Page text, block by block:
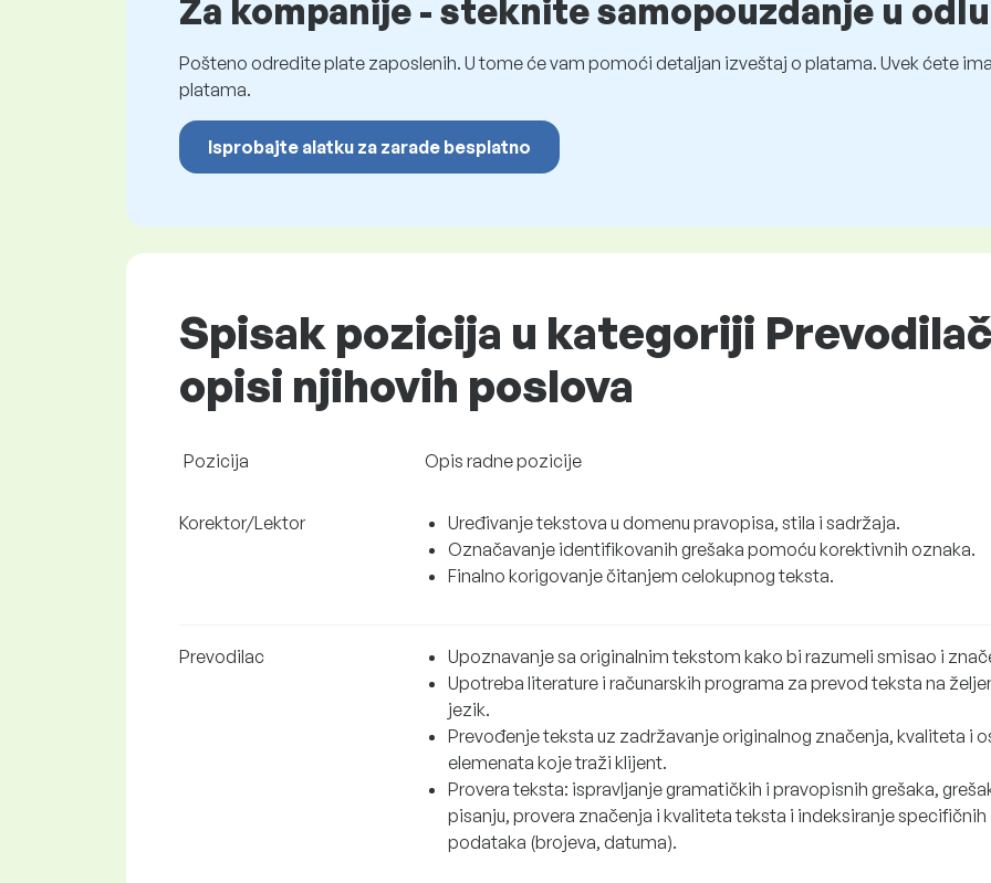
Za kompanije - steknite samopouzdanje u
Pošteno odredite plate zaposlenih. U tome će vam pomoći detaljan izveštaj o platama. Uvek ćete
platama.
Isprobajte alatku za zarade besplatno
Spisak pozicija u kategoriji
opisi njihovih poslova
Pozicija Opis radne pozicije
Korektor/Lektor
Uređivanje tekstova u domenu pravopisa, stila i sadržaja.
Označavanje identifikovanih grešaka pomoću korektivnih oznaka.
Finalno korigovanje čitanjem celokupnog teksta.
Prevodilac
Upoznavanje sa originalnim tekstom kako bi razumeli smisao i
Upotreba literature i računarskih programa za prevod teksta na
jezik.
Prevođenje teksta uz zadržavanje originalnog značenja, kvaliteta i
elemenata koje traži klijent.
Provera teksta: ispravljanje gramatičkih i pravopisnih grešaka,
pisanju, provera značenja i kvaliteta teksta i indeksiranje specifičnih
podataka (brojeva, datuma).